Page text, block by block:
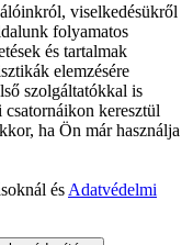
viselkedésükről
folyamatos
és tartalmak
elemzésére
szolgáltatókkal is
keresztül
ha Ön már használja
és Adatvédelmi